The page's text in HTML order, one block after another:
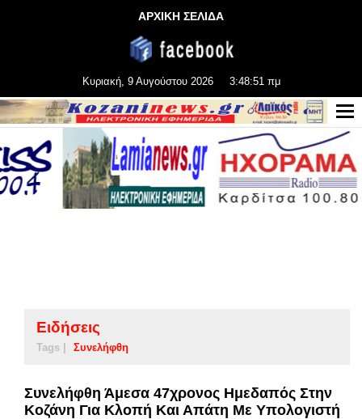
ΑΡΧΙΚΗ ΣΕΛΙΔΑ
Κυριακή, 9 Αυγούστου 2026 3:48:51 πμ
Ειδήσεις
Tags | Συνελήφθη
Συνελήφθη Άμεσα 47χρονος Ημεδαπός Στην
Κοζάνη Για Κλοπή Και Απάτη Με Υπολογιστή